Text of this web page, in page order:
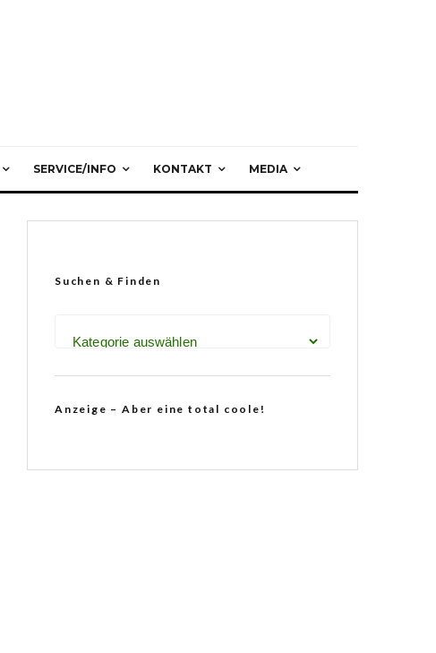
SERVICE/INFO KONTAKT MEDIA
Suchen & Finden
Anzeige – Aber eine total coole!